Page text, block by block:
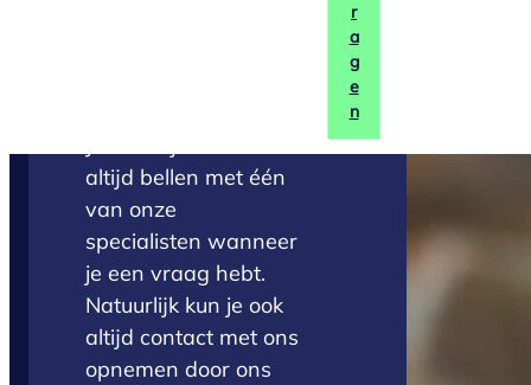
r
a
g
e
n
aanvragen
Je kunt tijdens kantooruren
altijd bellen met één
van onze
specialisten wanneer
je een vraag hebt.
Natuurlijk kun je ook
altijd contact met ons
opnemen door ons